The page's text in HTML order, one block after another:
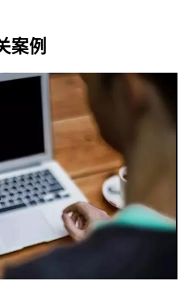
案例